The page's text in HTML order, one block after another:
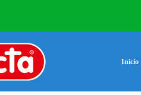
Inicio